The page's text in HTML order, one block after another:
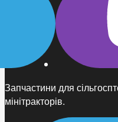
Запчастини для
мінітракторів.